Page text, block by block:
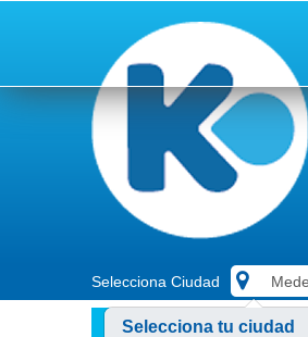
Selecciona Ciudad
Bioseguridad
Selecciona tu ciudad